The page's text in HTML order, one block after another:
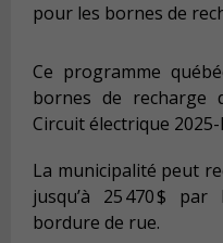
pour les bornes de
Ce programme
bornes de recharge
Circuit électrique 2025-
La municipalité peut
jusqu’à 25 470 $
bordure de rue.